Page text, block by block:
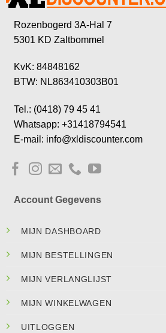
Rozenbogerd 3A-Hal 7
5301 KD Zaltbommel
KvK: 84848162
BTW: NL863410303B01
Tel.: (0418) 79 45 41
Whatsapp: +31418794541
E-mail: info@xldiscounter.com
Account Gegevens
MIJN DASHBOARD
MIJN BESTELLINGEN
MIJN VERLANGLIJST
MIJN WINKELWAGEN
UITLOGGEN